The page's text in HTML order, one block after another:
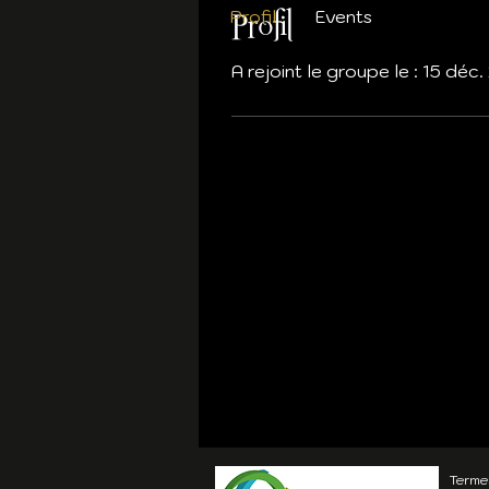
Profil
A rejoint le groupe le : 15
Profil Events